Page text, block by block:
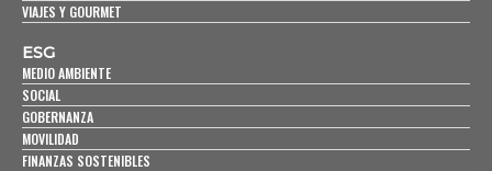
VIAJES Y GOURMET
ESG
MEDIO AMBIENTE
SOCIAL
GOBERNANZA
MOVILIDAD
FINANZAS SOSTENIBLES